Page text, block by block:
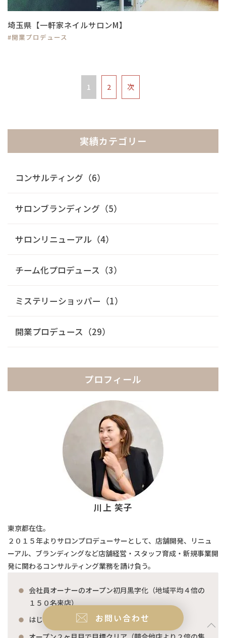
埼玉県【一軒家ネイルサロンM】
#開業プロデュース
1 2 次
実績カテゴリー
コンサルティング（6）
サロンブランディング（5）
サロンリニューアル（4）
チーム化プロデュース（3）
ミステリーショッパー（1）
開業プロデュース（29）
プロフィール
川上 笑子
東京都在住。
２０１５年よりサロンプロデューサーとして、店舗開発、リニュ
ーアル、ブランディングなど店舗経営・スタッフ育成・新規事業開
発に関わるコンサルティング業務を請け負う。
会社員オーナーのオープン初月黒字化（地域平均４倍の
１５０名来店）
はじめての経営で１年目年商3500万円
お問い合わせ